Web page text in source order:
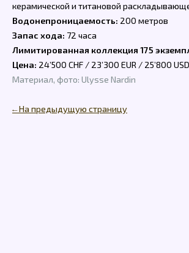
керамической и титановой
Водонепроницаемость: 200 метров
Запас хода: 72 часа
Лимитированная коллекция 175
Цена: 24’500 CHF / 23’300 EUR / 25’800 USD
Материал, фото: Ulysse Nardin
← На предыдущую страницу